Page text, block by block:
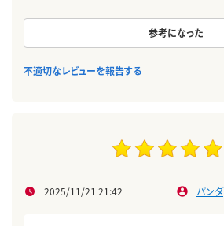
参考になった
不適切なレビューを報告する
2025/11/21 21:42 パンダ